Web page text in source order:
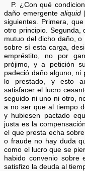
P. ¿Con qué
daño emergentealiquid
siguientes. Primera,
otro principio. Segunda,
mutuo del dicho daño,
sobre sí esta carga,
empréstito, no por
prójimo, y a petición
padeció daño alguno, ni
lo prestado, y esto
satisfacer el lucro
seguido ni uno ni otro,
a no ser que al tiempo
y hubiesen pactado
justa es la
el que presta echa
o fraude no hay duda
como el lucro que se
habido convenio
satisfizo la deuda al